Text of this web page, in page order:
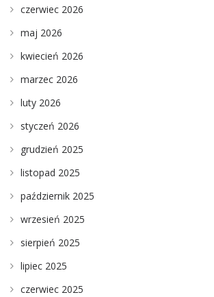
czerwiec 2026
maj 2026
kwiecień 2026
marzec 2026
luty 2026
styczeń 2026
grudzień 2025
listopad 2025
październik 2025
wrzesień 2025
sierpień 2025
lipiec 2025
czerwiec 2025